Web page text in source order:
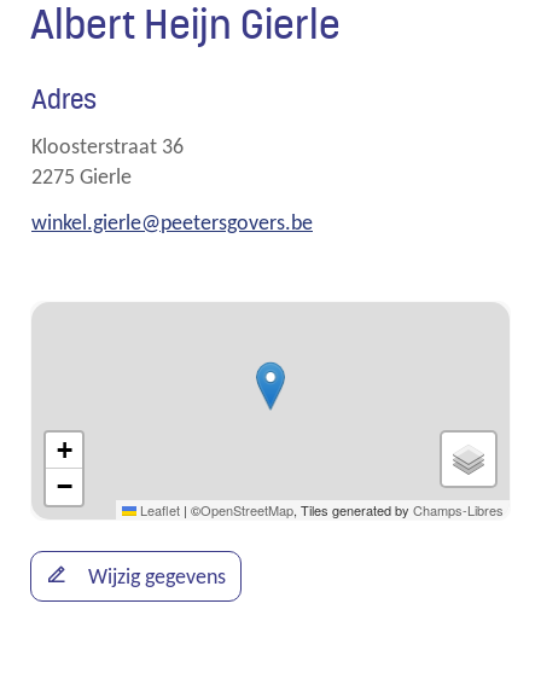
Albert Heijn Gierle
Adres
Adres
Kloosterstraat 36
,2275 Gierle
E-
winkel.gierle@peetersgovers.be
Stratenplan
+
−
Leaflet | ©OpenStreetMap, Tiles generated by Champs-Libres
Wijzig gegevens